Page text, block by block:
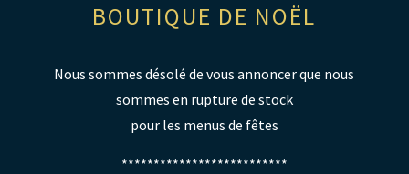
BOUTIQUE DE NOËL
Nous sommes désolé de vous annoncer que nous
sommes en rupture de stock
pour les menus de fêtes
**************************